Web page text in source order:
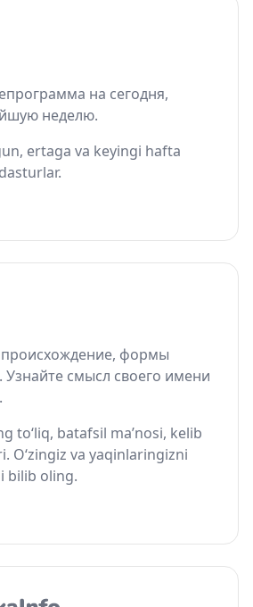
на сегодня,
неделю.
ertaga va keyingi hafta
формы
Узнайте смысл своего имени
to‘liq, batafsil ma’nosi, kelib
O‘zingiz va yaqinlaringizni
bilib oling.